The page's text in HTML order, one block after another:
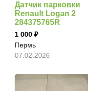
Датчик парковки
Renault Logan 2
284375765R
1 000
Пермь
07.02.2026